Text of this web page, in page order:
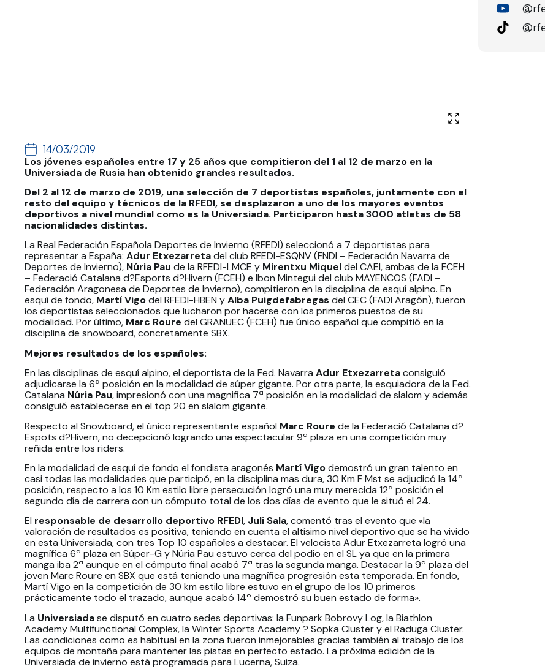
14/03/2019
Los jóvenes españoles entre 17 y 25 años que compitieron del 1 al 12 de marzo en la
Universiada de Rusia han obtenido grandes resultados.
Del 2 al 12 de marzo de 2019, una selección de 7 deportistas españoles, juntamente con el
resto del equipo y técnicos de la RFEDI, se desplazaron a uno de los mayores eventos
deportivos a nivel mundial como es la Universiada. Participaron hasta 3000 atletas de 58
nacionalidades distintas.
La Real Federación Española Deportes de Invierno (RFEDI) seleccionó a 7 deportistas para
representar a España: Adur Etxezarretadel club RFEDI-ESQNV (FNDI – Federación Navarra de
Deportes de Invierno), Núria Pau de la RFEDI-LMCE y Mirentxu Miqueldel CAEI, ambas de la FCEH
– Federació Catalana d?Esports d?Hivern (FCEH) e Ibon Mintegui del club MAYENCOS (FADI –
Federación Aragonesa de Deportes de Invierno), compitieron en la disciplina de esquí alpino. En
esquí de fondo, Martí Vigodel RFEDI-HBEN yAlba Puigdefabregas del CEC (FADI Aragón), fueron
los deportistas seleccionados que lucharon por hacerse con los primeros puestos de su
modalidad. Por último, Marc Roure del GRANUEC (FCEH) fue único español que compitió en la
disciplina de snowboard, concretamente SBX.
Mejores resultados de los españoles:
En las disciplinas de esquí alpino, el deportista de la Fed. Navarra Adur Etxezarretaconsiguió
adjudicarse la 6ª posición en la modalidad de súper gigante. Por otra parte, la esquiadora de la Fed.
Catalana Núria Pau, impresionó con una magnifica 7ª posición en la modalidad de slalom y además
consiguió establecerse en el top 20 en slalom gigante.
Respecto al Snowboard, el único representante español Marc Roure de la Federació Catalana d?
Espots d?Hivern, no decepcionó logrando una espectacular 9ª plaza en una competición muy
reñida entre los riders.
En la modalidad de esquí de fondo el fondista aragonés Martí Vigodemostró un gran talento en
casi todas las modalidades que participó, en la disciplina mas dura, 30 Km F Mst se adjudicó la 14ª
posición, respecto a los 10 Km estilo libre persecución logró una muy merecida 12ª posición el
segundo día de carrera con un cómputo total de los dos días de evento que le situó el 24.
El responsable de desarrollo deportivo RFEDI, Juli Sala, comentó tras el evento que «la
valoración de resultados es positiva, teniendo en cuenta el altísimo nivel deportivo que se ha vivido
en esta Universiada, con tres Top 10 españoles a destacar. El velocista Adur Etxezarreta logró una
magnífica 6ª plaza en Súper-G y Núria Pau estuvo cerca del podio en el SL ya que en la primera
manga iba 2ª aunque en el cómputo final acabó 7ª tras la segunda manga. Destacar la 9ª plaza del
joven Marc Roure en SBX que está teniendo una magnífica progresión esta temporada. En fondo,
Martí Vigo en la competición de 30 km estilo libre estuvo en el grupo de los 10 primeros
prácticamente todo el trazado, aunque acabó 14º demostró su buen estado de forma».
La Universiadase disputó en cuatro sedes deportivas: la Funpark Bobrovy Log, la Biathlon
Academy Multifunctional Complex, la Winter Sports Academy ? Sopka Cluster y el Raduga Cluster.
Las condiciones como es habitual en la zona fueron inmejorables gracias también al trabajo de los
equipos de montaña para mantener las pistas en perfecto estado. La próxima edición de la
Universiada de invierno está programada para Lucerna, Suiza.